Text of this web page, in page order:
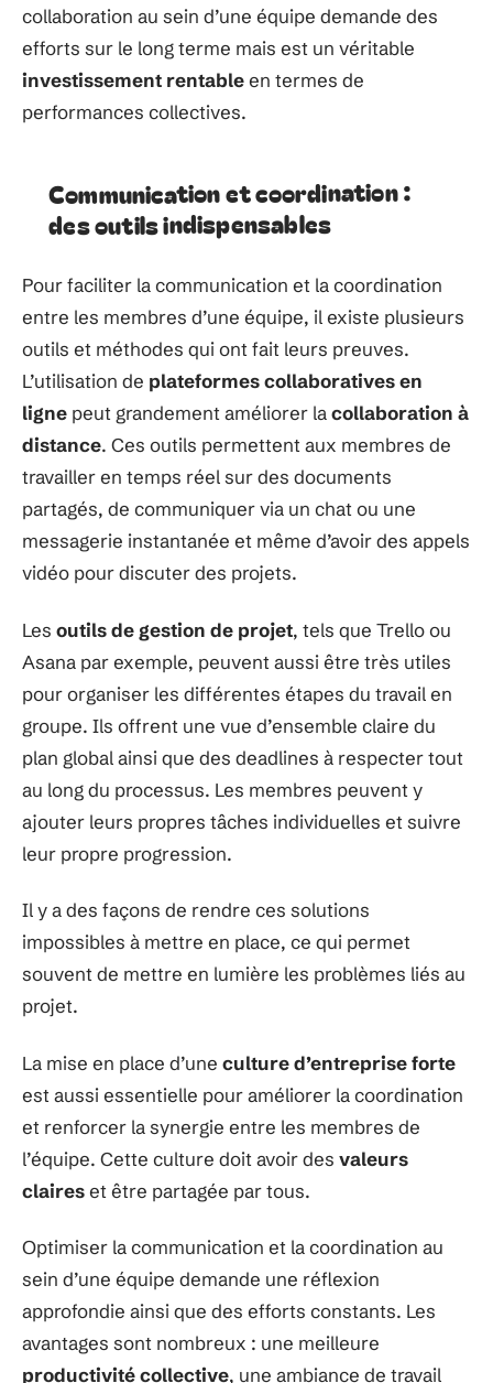
collaboration au sein d’une équipe demande des
efforts sur le long terme mais est un véritable
investissement rentableen termes de
performances collectives.
Communication et coordination :
des outils indispensables
Pour faciliter la communication et la coordination
entre les membres d’une équipe, il existe plusieurs
outils et méthodes qui ont fait leurs preuves.
L’utilisation de plateformes collaboratives en
ligne peut grandement améliorer lacollaboration à
distance. Ces outils permettent aux membres de
travailler en temps réel sur des documents
partagés, de communiquer via un chat ou une
messagerie instantanée et même d’avoir des appels
vidéo pour discuter des projets.
Les outils de gestion de projet, tels que Trello ou
Asana par exemple, peuvent aussi être très utiles
pour organiser les différentes étapes du travail en
groupe. Ils offrent une vue d’ensemble claire du
plan global ainsi que des deadlines à respecter tout
au long du processus. Les membres peuvent y
ajouter leurs propres tâches individuelles et suivre
leur propre progression.
Il y a des façons de rendre ces solutions
impossibles à mettre en place, ce qui permet
souvent de mettre en lumière les problèmes liés au
projet.
La mise en place d’une culture d’entreprise forte
est aussi essentielle pour améliorer la coordination
et renforcer la synergie entre les membres de
l’équipe. Cette culture doit avoir des valeurs
claireset être partagée par tous.
Optimiser la communication et la coordination au
sein d’une équipe demande une réflexion
approfondie ainsi que des efforts constants. Les
avantages sont nombreux : une meilleure
productivité collective, une ambiance de travail